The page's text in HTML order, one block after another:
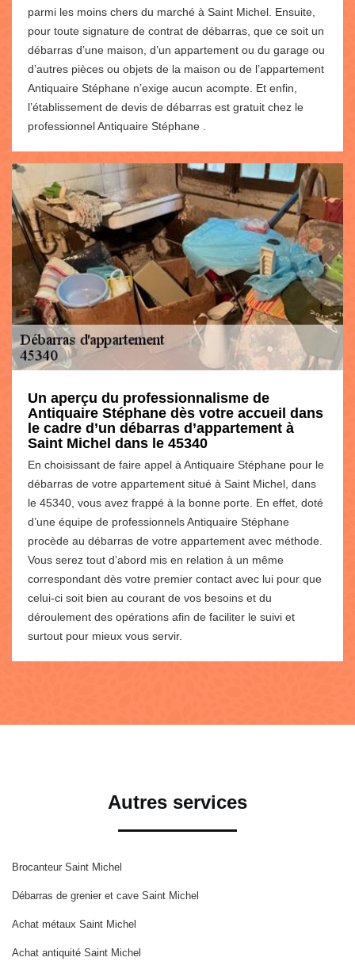
parmi les moins chers du marché à Saint Michel. Ensuite,
pour toute signature de contrat de débarras, que ce soit un
débarras d’une maison, d’un appartement ou du garage ou
d’autres pièces ou objets de la maison ou de l’appartement
Antiquaire Stéphane n’exige aucun acompte. Et enfin,
l’établissement de devis de débarras est gratuit chez le
professionnel Antiquaire Stéphane .
Un aperçu du professionnalisme de
Antiquaire Stéphane dès votre accueil dans
le cadre d’un débarras d’appartement à
Saint Michel dans le 45340
En choisissant de faire appel à Antiquaire Stéphane pour le
débarras de votre appartement situé à Saint Michel, dans
le 45340, vous avez frappé à la bonne porte. En effet, doté
d’une équipe de professionnels Antiquaire Stéphane
procède au débarras de votre appartement avec méthode.
Vous serez tout d’abord mis en relation à un même
correspondant dès votre premier contact avec lui pour que
celui-ci soit bien au courant de vos besoins et du
déroulement des opérations afin de faciliter le suivi et
surtout pour mieux vous servir.
Autres services
Brocanteur Saint Michel
Débarras de grenier et cave Saint Michel
Achat métaux Saint Michel
Achat antiquité Saint Michel